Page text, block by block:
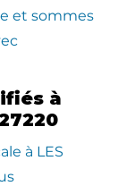
et sommes
à
à LES